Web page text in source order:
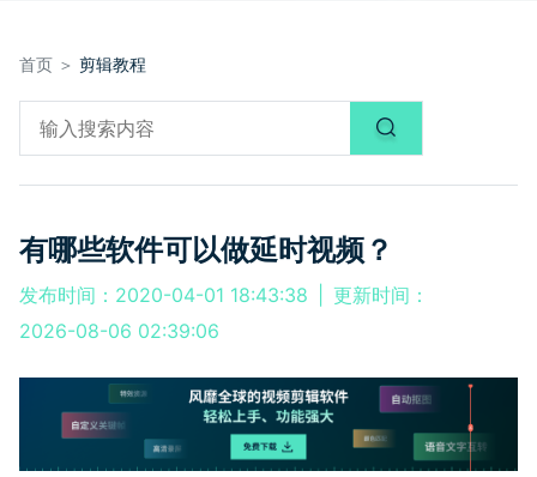
首页 ＞ 剪辑教程
有哪些软件可以做延时视频？
发布时间：2020-04-01 18:43:38
更新时间：
2026-08-06 02:39:06